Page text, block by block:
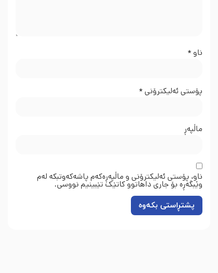
ناو*
پۆستی ئەلیکترۆنی*
ماڵپه‌ڕ
ناو، پۆستی ئەلیکترۆنی و ماڵپەڕەکەم پاشەکەوتبکە لەم
وێبگەڕە بۆ جاری داهاتوو کاتێک تێبینیم نووسی.